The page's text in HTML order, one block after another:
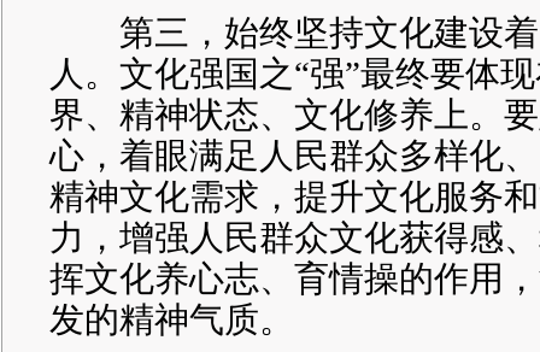
第三，始终坚持文化建设着
人。文化强国之“强”最终要体
界、精神状态、文化修养上。
心，着眼满足人民群众多样化
精神文化需求，提升文化服务
力，增强人民群众文化获得感
挥文化养心志、育情操的作用
发的精神气质。